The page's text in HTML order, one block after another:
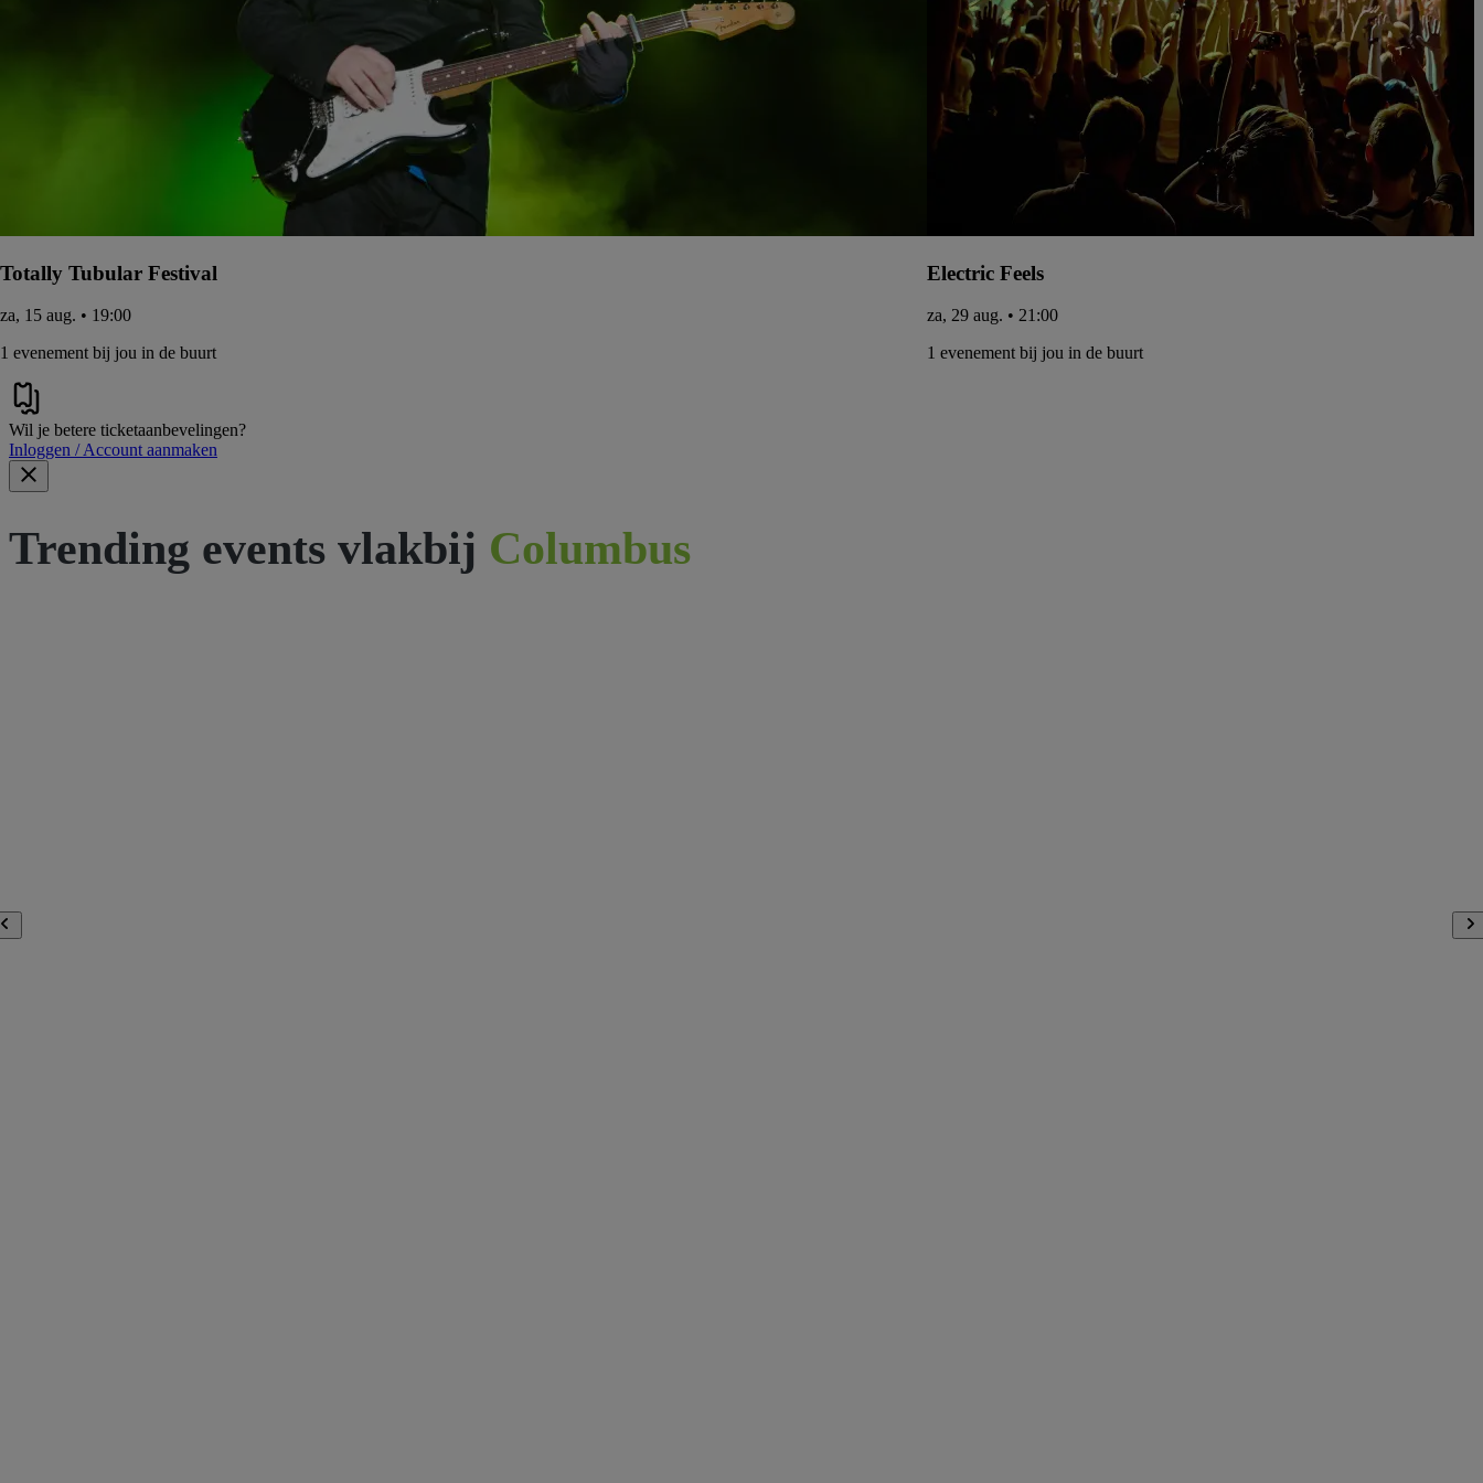
Totally Tubular Festival
za, 15 aug. • 19:00
1 evenement bij jou in de buurt
Electric Feels
za, 29 aug. • 21:00
1 evenement bij jou in de buurt
Wil je betere ticketaanbevelingen?
Inloggen / Account aanmaken
Trending events vlakbij Columbus